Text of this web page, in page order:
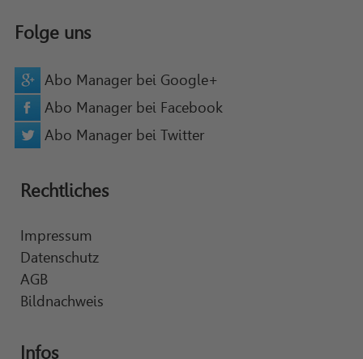
Folge uns
Abo Manager bei Google+
Abo Manager bei Facebook
Abo Manager bei Twitter
Rechtliches
Impressum
Datenschutz
AGB
Bildnachweis
Infos